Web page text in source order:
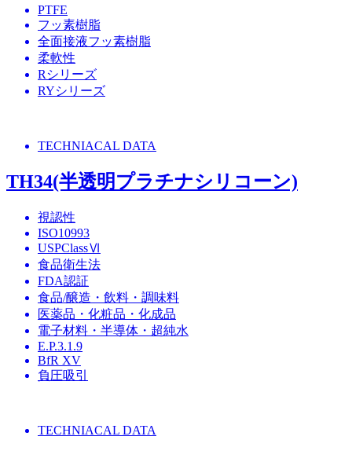
PTFE
フッ素樹脂
全面接液フッ素樹脂
柔軟性
Rシリーズ
RYシリーズ
TECHNIACAL DATA
TH34(半透明プラチナシリコーン)
視認性
ISO10993
USPClassⅥ
食品衛生法
FDA認証
食品/醸造・飲料・調味料
医薬品・化粧品・化成品
電子材料・半導体・超純水
E.P.3.1.9
BfR XV
負圧吸引
TECHNIACAL DATA